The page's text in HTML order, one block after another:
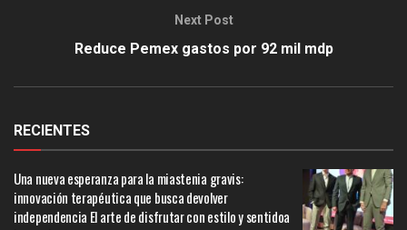
Next Post
Reduce Pemex gastos por 92 mil mdp
RECIENTES
Una nueva esperanza para la miastenia gravis:
innovación terapéutica que busca devolver
independencia El arte de disfrutar con estilo y sentidoa